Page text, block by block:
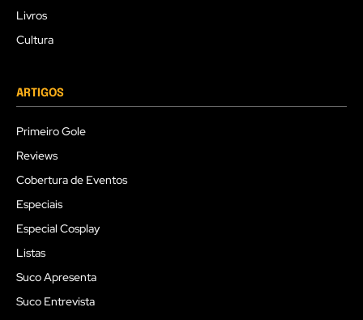
Livros
Cultura
ARTIGOS
Primeiro Gole
Reviews
Cobertura de Eventos
Especiais
Especial Cosplay
Listas
Suco Apresenta
Suco Entrevista